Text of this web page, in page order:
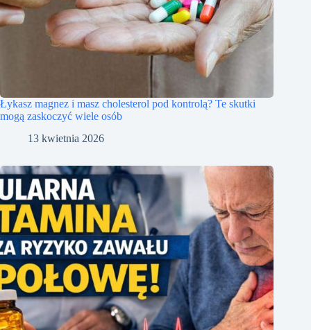
Łykasz magnez i masz cholesterol pod kontrolą? Te skutki
mogą zaskoczyć wiele osób
13 kwietnia 2026